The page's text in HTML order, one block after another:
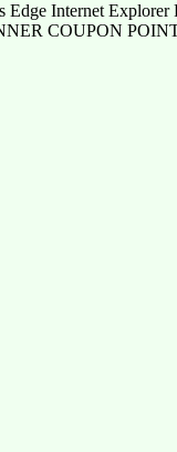
Internet Explorer
COUPON